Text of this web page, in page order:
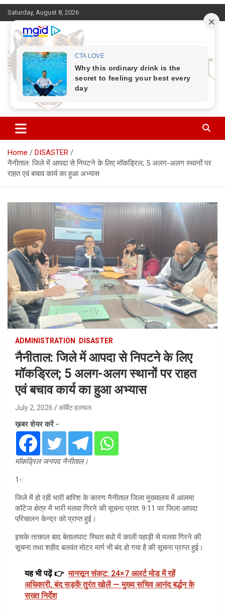
Skip
to
content
Saturday, August 8, 2026
Corbett Halchal (कॉर्बेट हलचल)
Home
DISASTER
नैनीताल: जिले में आपदा से निपटने के लिए मॉकड्रिल; 5 अलग-अलग स्थानों पर
राहत एवं बचाव कार्य का हुआ अभ्यास
ADMINISTRATION DISASTER
नैनीताल: जिले में आपदा से निपटने के लिए
मॉकड्रिल; 5 अलग-अलग स्थानों पर राहत
एवं बचाव कार्य का हुआ अभ्यास
July 2, 2026 कॉर्बेट हलचल
ख़बर शेयर करें -
मॉकड्रिल जनपद नैनीताल।
1-:
जिले में हो रही भारी बारिश के कारण नैनीताल जिला मुख्यालय में आलमा
कॉटेज क्षेत्र में भारी मलवा गिरने की सूचना प्रात: 9:11 पर जिला आपदा
परिचालन केन्द्र को प्राप्त हुई।
इसके तत्काल बाद बेतालघाट स्थित बधो में काली पहाड़ी से मलवा गिरने की
सूचना तथा शहीद बलवंत मोटर मार्ग भी बंद हो गया है की सूचना प्राप्त हुई।
यह भी पढ़ें 👉 मानसून संकट: 24×7 अलर्ट मोड में रहें
अधिकारी, बंद सड़कें तुरंत खोलें — मुख्य सचिव आनंद बर्द्धन के
सख्त निर्देश